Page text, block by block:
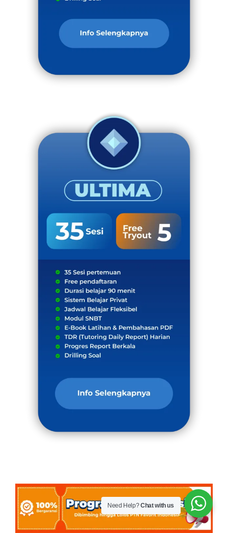
Need Help?Chat with us